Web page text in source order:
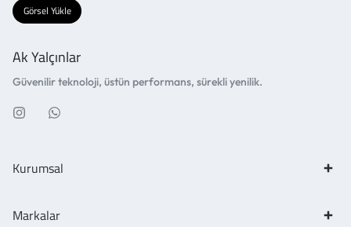
Görsel Yükle
Ak Yalçınlar
Güvenilir teknoloji, üstün performans, sürekli yenilik.
Kurumsal
Markalar